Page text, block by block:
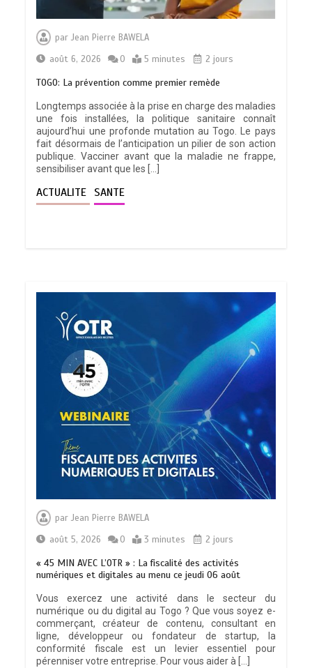
parJean Pierre BAWELA
août 6, 2026
0 5 minutes 2 jours
TOGO: La prévention comme premier remède
Longtemps associée à la prise en charge des maladies
une fois installées, la politique sanitaire connaît
aujourd’hui une profonde mutation au Togo. Le pays
fait désormais de l’anticipation un pilier de son action
publique. Vacciner avant que la maladie ne frappe,
sensibiliser avant que les […]
ACTUALITE SANTE
parJean Pierre BAWELA
août 5, 2026
0 3 minutes 2 jours
« 45 MIN AVEC L’OTR » : La fiscalité des activités
numériques et digitales au menu ce jeudi 06 août
Vous exercez une activité dans le secteur du
numérique ou du digital au Togo ? Que vous soyez e-
commerçant, créateur de contenu, consultant en
ligne, développeur ou fondateur de startup, la
conformité fiscale est un levier essentiel pour
pérenniser votre entreprise. Pour vous aider à […]
TOGO : Sauver la mère devient un
0
BLITTA / SEMINAIRE NATIONAL DES
GOUVERNEURS ET PREFETS: … Vers
l’optimisation du service public
4 minutes